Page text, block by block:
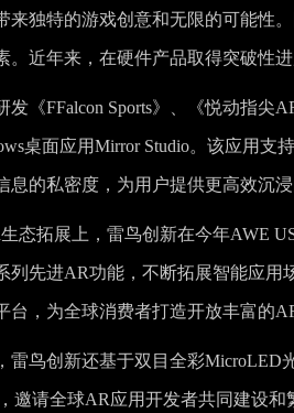
来独特的游戏创意和无限的可能性
。近年来，在硬件产品取得突破性
发《FFalcon Sports》、《悦动指
桌面应用Mirror Studio。该应用
息的私密度，为用户提供更高效沉
态拓展上，雷鸟创新在今年AWE
列先进AR功能，不断拓展智能应用
台，为全球消费者打造开放丰富的
雷鸟创新还基于双目全彩MicroLED
邀请全球AR应用开发者共同建设